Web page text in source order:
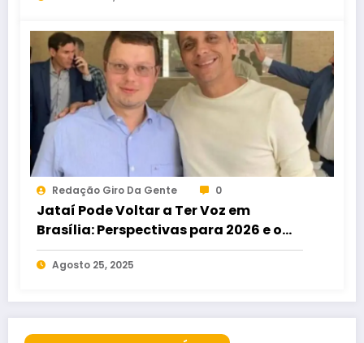
Redação Giro Da Gente 0
Jataí Pode Voltar a Ter Voz em
Brasília: Perspectivas para 2026 e o
Surgimento de Maycon Tombini
Agosto 25, 2025